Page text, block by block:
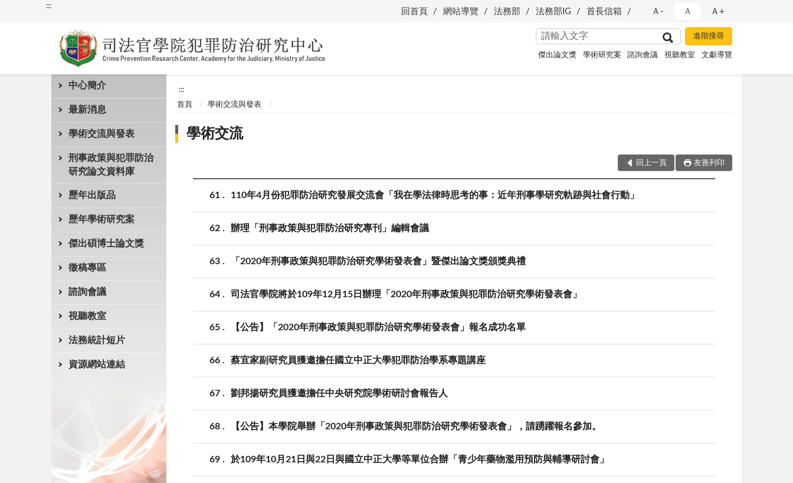
:::
回首頁 網站導覽 法務部 法務部IG 首長信箱 Ａ- Ａ Ａ+
傑出論文獎 學術研究案 諮詢會議 視聽教室 文獻導覽
中心簡介
最新消息
學術交流與發表
刑事政策與犯罪防治
研究論文資料庫
歷年出版品
歷年學術研究案
傑出碩博士論文獎
徵稿專區
諮詢會議
視聽教室
法務統計短片
資源網站連結
:::
首頁 學術交流與發表
學術交流
回上一頁 友善列印
61 110年4月份犯罪防治研究發展交流會「我在學法律時思考的事：近年刑事學研究軌跡與社會行動」
62 辦理「刑事政策與犯罪防治研究專刊」編輯會議
63 「2020年刑事政策與犯罪防治研究學術發表會」暨傑出論文獎頒獎典禮
64 司法官學院將於109年12月15日辦理「2020年刑事政策與犯罪防治研究學術發表會」
65 【公告】「2020年刑事政策與犯罪防治研究學術發表會」報名成功名單
66 蔡宜家副研究員獲邀擔任國立中正大學犯罪防治學系專題講座
67 劉邦揚研究員獲邀擔任中央研究院學術研討會報告人
68 【公告】本學院舉辦「2020年刑事政策與犯罪防治研究學術發表會」，請踴躍報名參加。
69 於109年10月21日與22日與國立中正大學等單位合辦「青少年藥物濫用預防與輔導研討會」